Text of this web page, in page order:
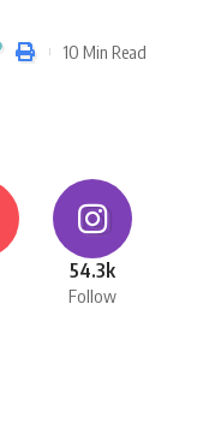
10 Min Read
54.3k
Follow